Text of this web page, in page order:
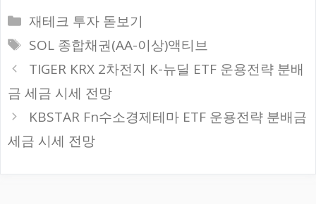
카
테
리
재테크 투자 돋보기
태
그
SOL 종합채권(AA-이상)액티브
TIGER KRX 2차전지 K-뉴딜 ETF 운용전략 분배
금 세금 시세 전망
KBSTAR Fn수소경제테마 ETF 운용전략 분배금
세금 시세 전망